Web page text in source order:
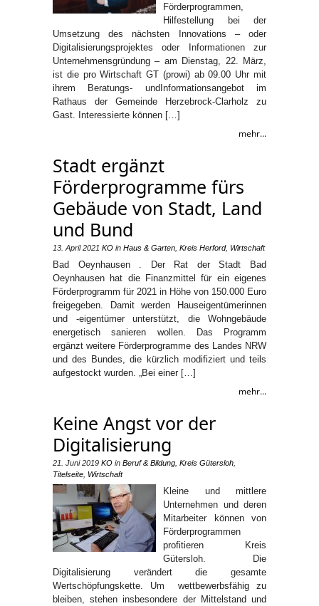
Förderprogrammen,
Hilfestellung bei der
Umsetzung des nächsten Innovations – oder
Digitalisierungsprojektes oder Informationen zur
Unternehmensgründung – am Dienstag, 22. März,
ist die pro Wirtschaft GT (prowi) ab 09.00 Uhr mit
ihrem Beratungs- undInformationsangebot im
Rathaus der Gemeinde Herzebrock-Clarholz zu
Gast. Interessierte können […]
mehr...
Stadt ergänzt
Förderprogramme fürs
Gebäude von Stadt, Land
und Bund
13. April 2021 KO in Haus & Garten Kreis Herford, Wirtschaft
Bad Oeynhausen . Der Rat der Stadt Bad
Oeynhausen hat die Finanzmittel für ein eigenes
Förderprogramm für 2021 in Höhe von 150.000 Euro
freigegeben. Damit werden Hauseigentümerinnen
und -eigentümer unterstützt, die Wohngebäude
energetisch sanieren wollen. Das Programm
ergänzt weitere Förderprogramme des Landes NRW
und des Bundes, die kürzlich modifiziert und teils
aufgestockt wurden. „Bei einer […]
mehr...
Keine Angst vor der
Digitalisierung
21. Juni 2019 KO in Beruf & Bildung Kreis Gütersloh
Titelseite Wirtschaft
Kleine und mittlere
Unternehmen und deren
Mitarbeiter können von
Förderprogrammen
profitieren Kreis
Gütersloh. Die
Digitalisierung verändert die gesamte
Wertschöpfungskette. Um wettbewerbsfähig zu
bleiben, stehen insbesondere der Mittelstand und